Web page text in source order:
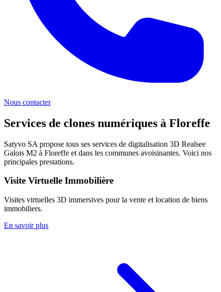
Nous contacter
Services de clones numériques à Floreffe
Satyvo SA propose tous ses services de digitalisation 3D Realsee
Galois M2 à Floreffe et dans les communes avoisinantes. Voici nos
principales prestations.
Visite Virtuelle Immobilière
Visites virtuelles 3D immersives pour la vente et location de biens
immobiliers.
En savoir plus